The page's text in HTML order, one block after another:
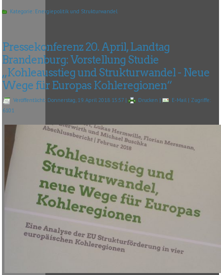
Kategorie: Energiepolitik und Strukturwandel
Pressekonferenz 20. April, Landtag
Brandenburg: Vorstellung Studie
„Kohleausstieg und Strukturwandel - Neue
Wege für Europas Kohleregionen“
Veröffentlicht: Donnerstag, 19. April 2018 15:57 | Drucken | E-Mail | Zugriffe:
6101